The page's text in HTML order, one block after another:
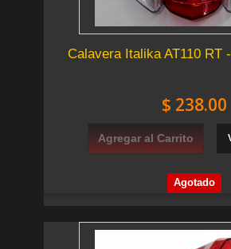
Calavera Italika AT110 RT
$ 238.00
Agregar al Carrito
Agotado